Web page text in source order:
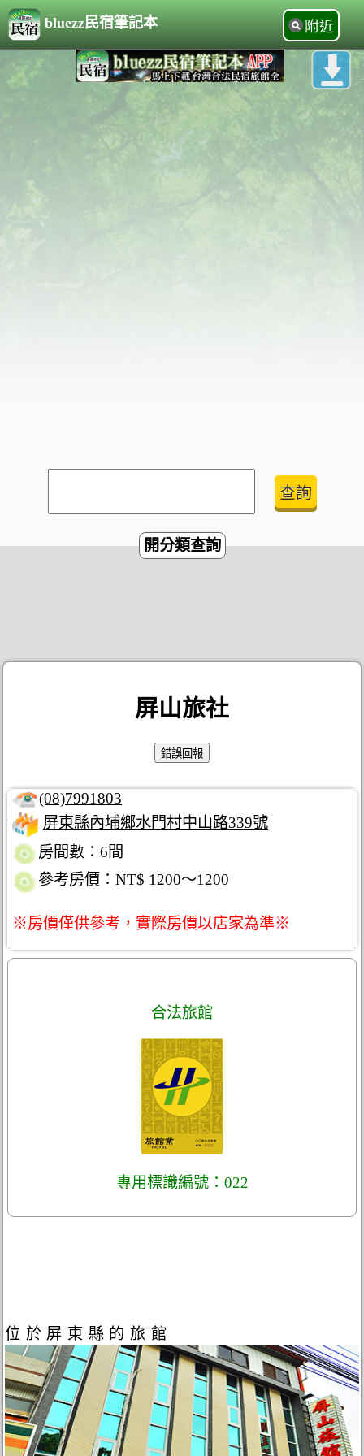
bluezz民宿筆記本 附近
開分類查詢
屏山旅社
(08)7991803
屏東縣內埔鄉水門村中山路339號
房間數：6間
參考房價：NT$ 1200～1200
※房價僅供參考，實際房價以店家為準※
合法旅館
專用標識編號：022
位於屏東縣的旅館